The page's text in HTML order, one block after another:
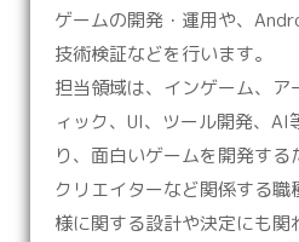
ゲームの開発・運用や、
技術検証などを行います。
担当領域は、インゲーム、ア
ィック、UI、ツール開発、AI
り、面白いゲームを開発する
クリエイターなど関係する
様に関する設計や決定にも関